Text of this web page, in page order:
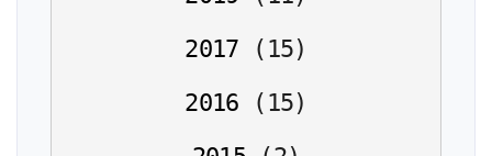
2017
( 15)
2016
( 15)